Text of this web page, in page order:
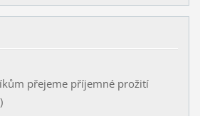
přejeme příjemné prožití